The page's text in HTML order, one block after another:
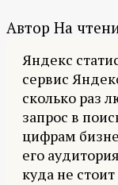
Автор На
Яндекс
сервис
сколько раз
запрос в
цифрам
его
куда не